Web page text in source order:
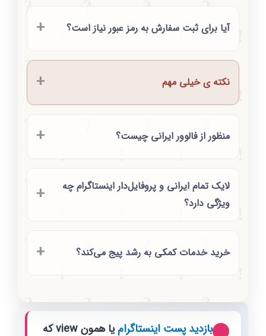
آیا برای ثبت سفارش به رمز عبور نیاز است؟
نکته ی خیلی مهم
منظور از فالوور ایرانی چیست؟
لایک تمام ایرانی و پروفایل‌دار اینستاگرام چه
ویژگی دارد؟
خرید خدمات کمکی به رشد پیج می‌کند؟
بازدید پست اینستاگرام
یا همون view که